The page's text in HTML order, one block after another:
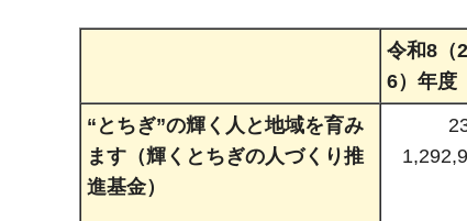
令和8（
6）年度
“とちぎ”の輝く人と地域を育み
ます（輝くとちぎの人づくり推
進基金）